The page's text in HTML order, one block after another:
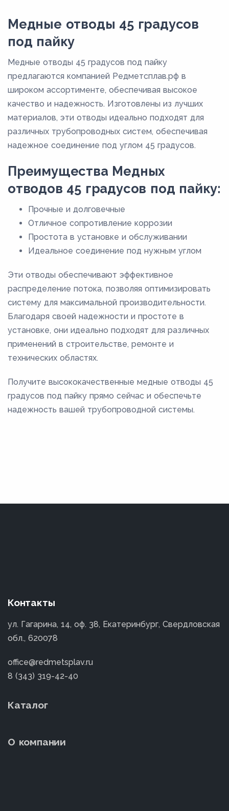
Медные отводы 45 градусов
под пайку
Медные отводы 45 градусов под пайку
предлагаются компанией Редметсплав.рф в
широком ассортименте, обеспечивая высокое
качество и надежность. Изготовлены из лучших
материалов, эти отводы идеально подходят для
различных трубопроводных систем, обеспечивая
надежное соединение под углом 45 градусов.
Преимущества Медных
отводов 45 градусов под пайку:
Прочные и долговечные
Отличное сопротивление коррозии
Простота в установке и обслуживании
Идеальное соединение под нужным углом
Эти отводы обеспечивают эффективное
распределение потока, позволяя оптимизировать
систему для максимальной производительности.
Благодаря своей надежности и простоте в
установке, они идеально подходят для различных
применений в строительстве, ремонте и
технических областях.
Получите высококачественные медные отводы 45
градусов под пайку прямо сейчас и обеспечьте
надежность вашей трубопроводной системы.
Контакты
ул. Гагарина, 14, оф. 38, Екатеринбург, Свердловская
обл., 620078
office@redmetsplav.ru
8 (343) 319-42-40
Каталог
О компании